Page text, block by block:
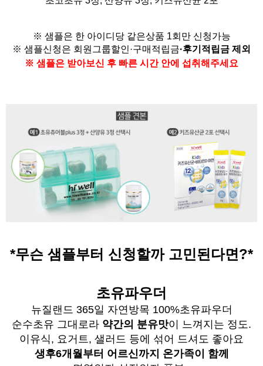
※ 샘플은 한 아이디당 같은상품 1회만 신청가능
※ 샘플신청은 회원그룹할인·구매적립금·후기적립금 제외
※ 샘플은 받아보신 후 빠른 시간 안에 섭취해주세요
*무슨 샘플부터 신청할까 고민된다면?*
초유파우더
뉴질랜드 365일 자연방목 100%초유파우더
순수초유 그대로라 약간의 분유맛이 느껴지는 정도.
이유식, 요거트, 샐러드 등에 섞어 드셔도 좋아요
생후6개월부터 어르신까지 온가족이 함께